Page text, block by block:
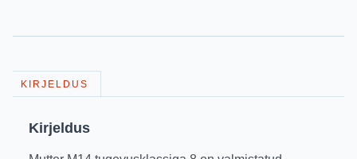
KIRJELDUS
Kirjeldus